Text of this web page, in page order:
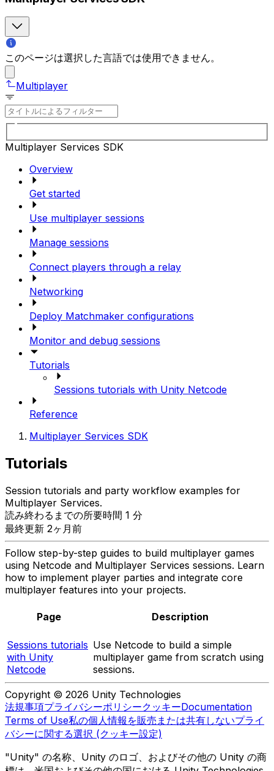
このページは選択した言語では使用できません。
Multiplayer
Multiplayer Services SDK
Overview
Get started
Use multiplayer sessions
Manage sessions
Connect players through a relay
Networking
Deploy Matchmaker configurations
Monitor and debug sessions
Tutorials
Sessions tutorials with Unity Netcode
Reference
Multiplayer Services SDK
Tutorials
Session tutorials and party workflow examples for
Multiplayer Services.
読み終わるまでの所要時間 1 分
最終更新 2ヶ月前
Follow step-by-step guides to build multiplayer games
using Netcode and Multiplayer Services sessions. Learn
how to implement player parties and integrate core
multiplayer features into your projects.
Page Description
Sessions tutorials
with Unity
Netcode
Use Netcode to build a simple
multiplayer game from scratch using
sessions.
Copyright © 2026 Unity Technologies
法規事項プライバシーポリシークッキーDocumentation
Terms of Use私の個人情報を販売または共有しないプライ
バシーに関する選択 (クッキー設定)
"Unity" の名称、Unity のロゴ、およびその他の Unity の商